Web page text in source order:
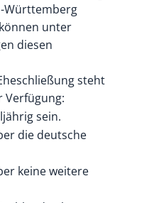
Württemberg
unter
diesen
steht
Verfügung:
sein.
die deutsche
keine weitere